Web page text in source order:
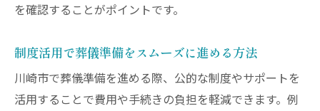
を確認することがポイントです。
制度活用で葬儀準備をスムーズに進める方法
川崎市で葬儀準備を進める際、公的な制度やサポートを
活用することで費用や手続きの負担を軽減できます。例